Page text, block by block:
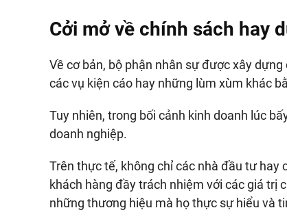
Cởi mở về chính sách hay
Về cơ bản, bộ phận nhân sự được xây
các vụ kiện cáo hay những lùm xùm khác
Tuy nhiên, trong bối cảnh kinh doanh lúc
doanh nghiệp.
Trên thực tế, không chỉ các nhà đầu tư
khách hàng đầy trách nhiệm với các giá trị
những thương hiệu mà họ thực sự hiểu và